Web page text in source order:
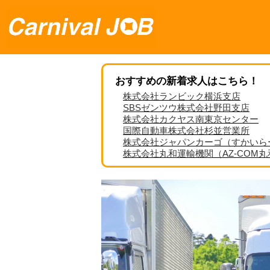
おすすめの新着求人はこちら！
株式会社ランビック横浜支店
SBSゼンツウ株式会社野田支店
株式会社カクヤス南東京センター
国際自動車株式会社杉並営業所
株式会社ジャパンカーゴ（すかい
株式会社丸和運輸機関（AZ-COM